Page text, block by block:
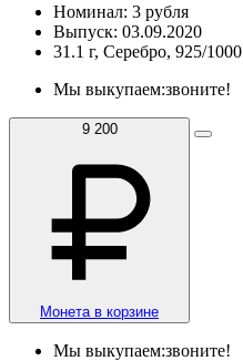
Номинал: 3 рубля
Выпуск: 03.09.2020
31.1 г, Серебро, 925/1000
Мы выкупаем:звоните!
9 200
Монета в корзине
Мы выкупаем:звоните!